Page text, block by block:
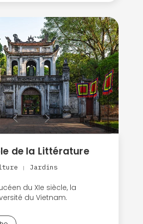
de la Littérature
| Jardins
du XIe siècle, la
du Vietnam.